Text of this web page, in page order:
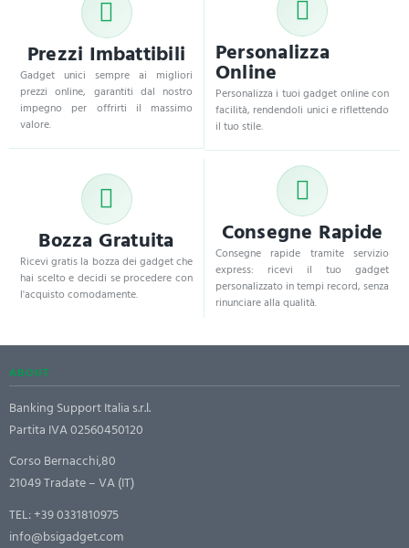
Prezzi Imbattibili
Gadget unici sempre ai migliori
prezzi online, garantiti dal nostro
impegno per offrirti il massimo
valore.
Personalizza
Online
Personalizza i tuoi gadget online con
facilità, rendendoli unici e riflettendo
il tuo stile.
Bozza Gratuita
Ricevi gratis la bozza dei gadget che
hai scelto e decidi se procedere con
l'acquisto comodamente.
Consegne Rapide
Consegne rapide tramite servizio
express: ricevi il tuo gadget
personalizzato in tempi record, senza
rinunciare alla qualità.
ABOUT
Banking Support Italia s.r.l.
Partita IVA 02560450120
Corso Bernacchi,80
21049 Tradate – VA (IT)
TEL:+39 0331810975
info@bsigadget.com